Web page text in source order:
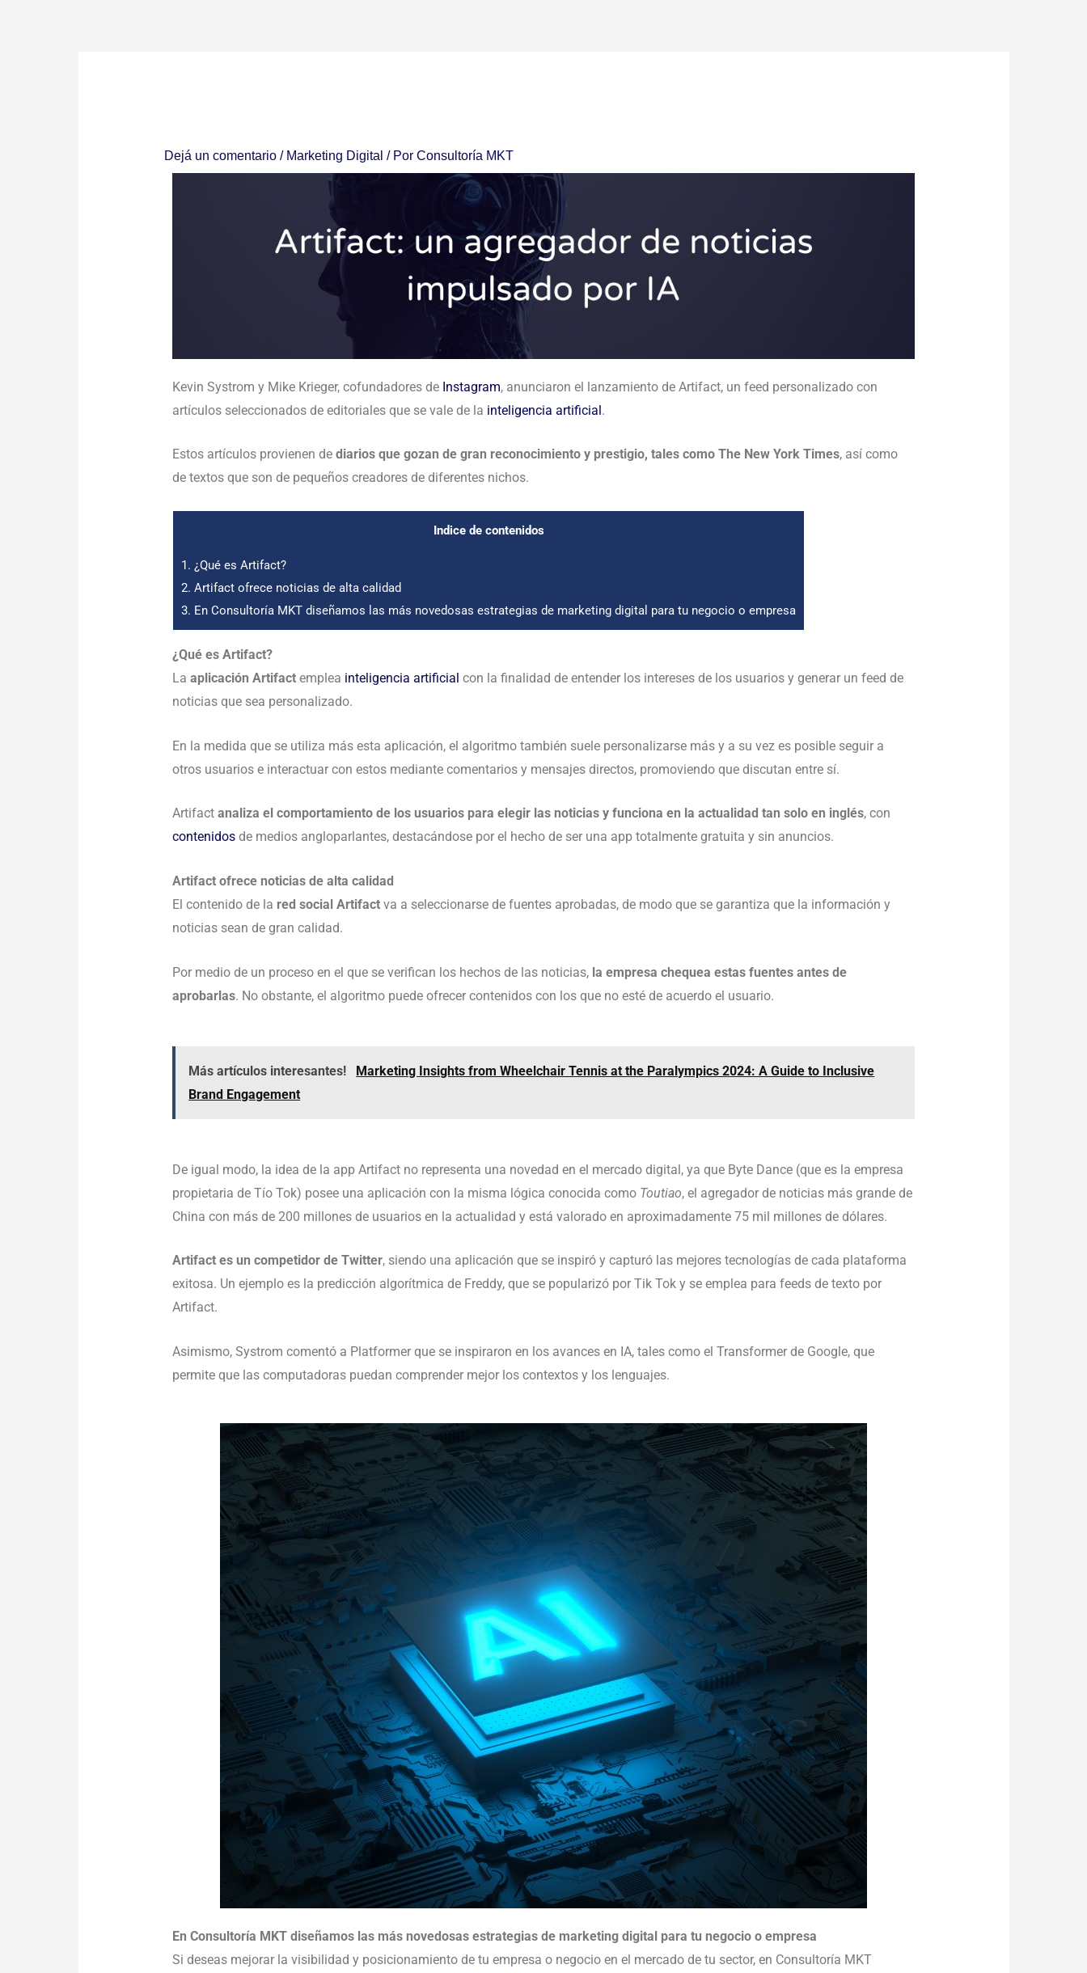
Dejá un comentario / Marketing Digital / PorConsultoría MKT
Kevin Systrom y Mike Krieger, cofundadores de Instagram, anunciaron el lanzamiento de Artifact, un feed personalizado con
artículos seleccionados de editoriales que se vale de la inteligencia artificial.
Estos artículos provienen dediarios que gozan de gran reconocimiento y prestigio, tales como The New York Times, así como
de textos que son de pequeños creadores de diferentes nichos.
Indice de contenidos
1. ¿Qué es Artifact?
2. Artifact ofrece noticias de alta calidad
3. En Consultoría MKT diseñamos las más novedosas estrategias de marketing digital para tu negocio o empresa
¿Qué es Artifact?
Laaplicación Artifactemplea inteligencia artificial con la finalidad de entender los intereses de los usuarios y generar un feed de
noticias que sea personalizado.
En la medida que se utiliza más esta aplicación, el algoritmo también suele personalizarse más y a su vez es posible seguir a
otros usuarios e interactuar con estos mediante comentarios y mensajes directos, promoviendo que discutan entre sí.
Artifactanaliza el comportamiento de los usuarios para elegir las noticias y funciona en la actualidad tan solo en inglés, con
contenidos de medios angloparlantes, destacándose por el hecho de ser una app totalmente gratuita y sin anuncios.
Artifact ofrece noticias de alta calidad
El contenido de la red social Artifact va a seleccionarse de fuentes aprobadas, de modo que se garantiza que la información y
noticias sean de gran calidad.
Por medio de un proceso en el que se verifican los hechos de las noticias, la empresa chequea estas fuentes antes de
aprobarlas. No obstante, el algoritmo puede ofrecer contenidos con los que no esté de acuerdo el usuario.
Más artículos interesantes!
Marketing Insights from Wheelchair Tennis at the Paralympics 2024: A Guide to Inclusive
Brand Engagement
De igual modo, la idea de la app Artifact no representa una novedad en el mercado digital, ya que Byte Dance (que es la empresa
propietaria de Tío Tok) posee una aplicación con la misma lógica conocida como Toutiao, el agregador de noticias más grande de
China con más de 200 millones de usuarios en la actualidad y está valorado en aproximadamente 75 mil millones de dólares.
Artifact es un competidor de Twitter, siendo una aplicación que se inspiró y capturó las mejores tecnologías de cada plataforma
exitosa. Un ejemplo es la predicción algorítmica de Freddy, que se popularizó por Tik Tok y se emplea para feeds de texto por
Artifact.
Asimismo, Systrom comentó a Platformer que se inspiraron en los avances en IA, tales como el Transformer de Google, que
permite que las computadoras puedan comprender mejor los contextos y los lenguajes.
En Consultoría MKT diseñamos las más novedosas estrategias de marketing digital para tu negocio o empresa
Si deseas mejorar la visibilidad y posicionamiento de tu empresa o negocio en el mercado de tu sector, en Consultoría MKT